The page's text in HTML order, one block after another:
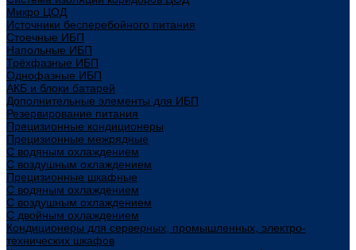
Микро ЦОД
Источники бесперебойного питания
Стоечные ИБП
Напольные ИБП
Трёхфазные ИБП
Однофазные ИБП
АКБ и блоки батарей
Дополнительные элементы для ИБП
Резервирование питания
Прецизионные кондиционеры
Прецизионные межрядные
С водяным охлаждением
С воздушным охлаждением
Прецизионные шкафные
С водяным охлаждением
С воздушным охлаждением
С двойным охлаждением
Кондиционеры для серверных, промышленных, электро-
технических шкафов